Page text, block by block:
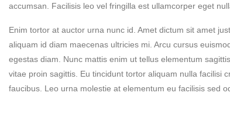
accumsan. Facilisis leo vel fringilla est ullamcorper eget
Enim tortor at auctor urna nunc id. Amet dictum sit amet
aliquam id diam maecenas ultricies mi. Arcu cursus
egestas diam. Nunc mattis enim ut tellus elementum
vitae proin sagittis. Eu tincidunt tortor aliquam nulla facilisi
faucibus. Leo urna molestie at elementum eu facilisis sed